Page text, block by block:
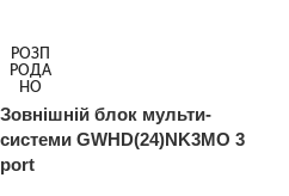
РОЗП
РОДА
НО
Зовнішній блок мульти-
системи GWHD(24)NK3MO 3
port